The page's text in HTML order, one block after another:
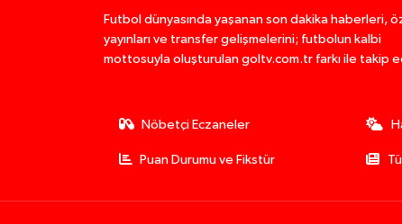
Futbol dünyasında yaşanan son dakika haberleri,
yayınları ve transfer gelişmelerini; futbolun kalbi
mottosuyla oluşturulan goltv.com.tr farkı ile takip
Nöbetçi Eczaneler
Puan Durumu ve Fikstür